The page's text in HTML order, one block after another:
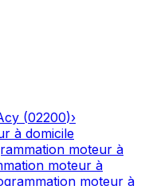
(02200)›
à domicile
moteur à
moteur à
moteur à